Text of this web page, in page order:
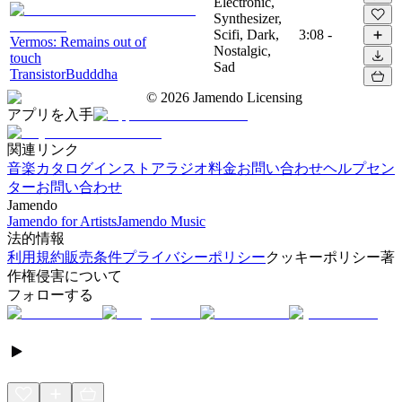
Vermos: Remains out of
touch
TransistorBudddha
Synthesizer,
Scifi, Dark,
Nostalgic,
Sad
3:08 -
© 2026 Jamendo Licensing
アプリを入手
関連リンク
音楽カタログインストアラジオ料金お問い合わせヘルプセン
ターお問い合わせ
Jamendo
Jamendo for ArtistsJamendo Music
法的情報
利用規約販売条件プライバシーポリシークッキーポリシー著
作権侵害について
フォローする